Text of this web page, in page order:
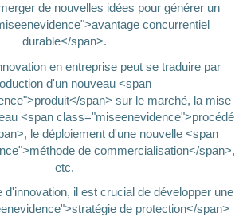
de nouvelles idées pour générer un
concurrentiel
durable</span>.
en entreprise peut se traduire par
d'un nouveau <span
span> sur le marché, la mise
<span class="miseenevidence">procédé
le déploiement d'une nouvelle <span
de commercialisation</span>,
etc.
d'innovation, il est crucial de développer une
de protection</span>